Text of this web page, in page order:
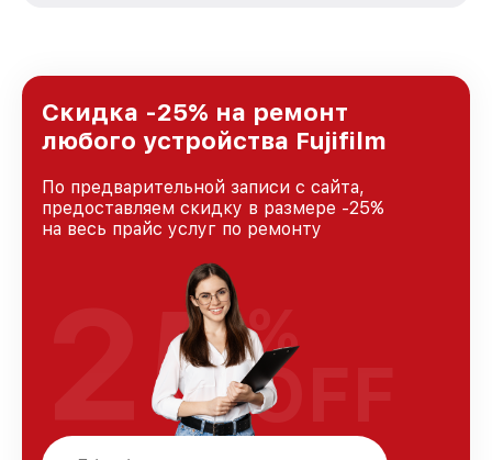
Казани, постоянно повышая уровень доверия
и лояльности наших клиентов.
Скидка -25% на ремонт
любого устройства Fujifilm
По предварительной записи с сайта,
предоставляем скидку в размере -25%
на весь прайс услуг по ремонту
25%
OFF